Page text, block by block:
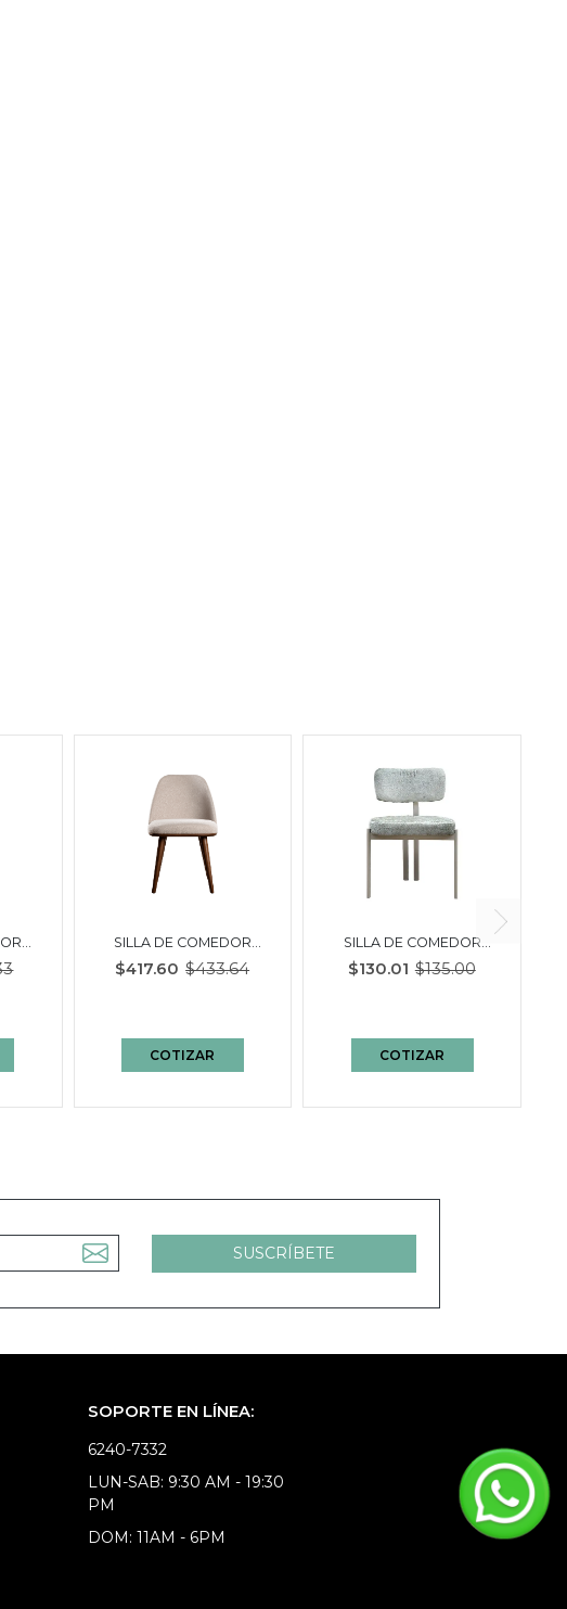
SILLA DE COMEDOR
LAVINIA | CREMA
BOUCLÉ/ NOGAL
$417.60 $433.64
COTIZAR
SILLA DE COMEDOR
LAUREL | MOSS
$130.01 $135.00
COTIZAR
SOPORTE EN LÍNEA:
6240-7332
LUN-SAB: 9:30 AM - 19:30
PM
DOM: 11AM - 6PM